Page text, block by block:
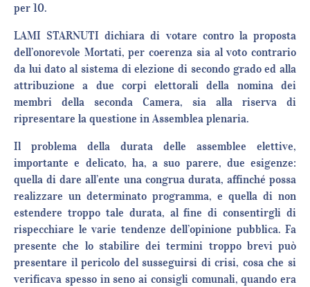
per 10.
LAMI STARNUTI dichiara di votare contro la proposta
dell’onorevole Mortati, per coerenza sia al voto contrario
da lui dato al sistema di elezione di secondo grado ed alla
attribuzione a due corpi elettorali della nomina dei
membri della seconda Camera, sia alla riserva di
ripresentare la questione in Assemblea plenaria.
Il problema della durata delle assemblee elettive,
importante e delicato, ha, a suo parere, due esigenze:
quella di dare all’ente una congrua durata, affinché possa
realizzare un determinato programma, e quella di non
estendere troppo tale durata, al fine di consentirgli di
rispecchiare le varie tendenze dell’opinione pubblica. Fa
presente che lo stabilire dei termini troppo brevi può
presentare il pericolo del susseguirsi di crisi, cosa che si
verificava spesso in seno ai consigli comunali, quando era